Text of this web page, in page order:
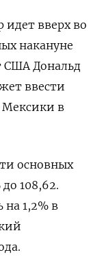
вверх во
накануне
США Дональд
ввести
в
основных
108,62.
на 1,2% в